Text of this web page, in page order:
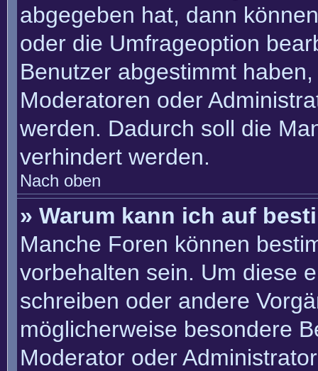
abgegeben hat, dann
oder die Umfrageoption
Benutzer abgestimmt
Moderatoren oder
werden. Dadurch soll die
verhindert werden.
Nach oben
» Warum kann ich auf
Manche Foren können
vorbehalten sein. Um diese
schreiben oder andere
möglicherweise besondere
Moderator oder